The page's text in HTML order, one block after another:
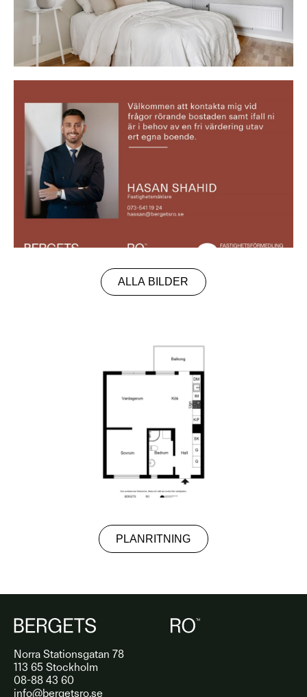
ALLA BILDER
PLANRITNING
Norra Stationsgatan 78
113 65 Stockholm
08-88 43 60
info@bergetsro.se